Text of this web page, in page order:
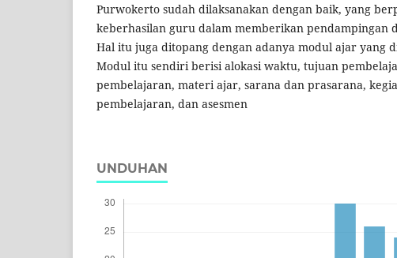
Purwokerto sudah dilaksanakan dengan baik, yang
keberhasilan guru dalam memberikan pendampingan
Hal itu juga ditopang dengan adanya modul ajar yang
Modul itu sendiri berisi alokasi waktu, tujuan
pembelajaran, materi ajar, sarana dan prasarana,
pembelajaran, dan asesmen
UNDUHAN